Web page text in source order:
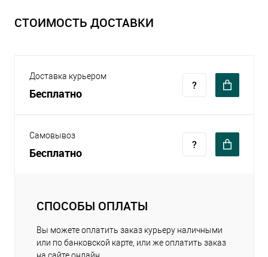
СТОИМОСТЬ ДОСТАВКИ
Доставка курьером
Бесплатно
Самовывоз
Бесплатно
СПОСОБЫ ОПЛАТЫ
Вы можете оплатить заказ курьеру наличными
или по банковской карте, или же оплатить заказ